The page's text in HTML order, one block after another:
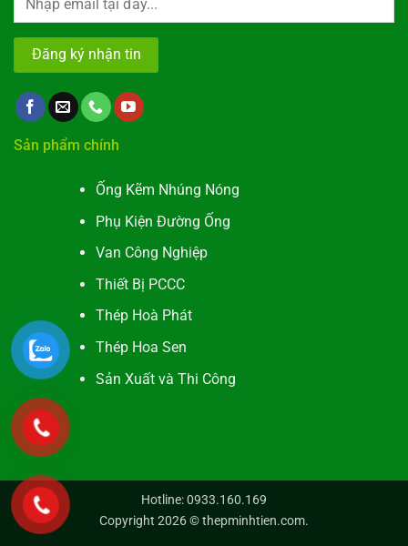
Sản phẩm chính
Ống Kẽm Nhúng Nóng
Phụ Kiện Đường Ống
Van Công Nghiệp
Thiết Bị PCCC
Thép Hoà Phát
Thép Hoa Sen
Sản Xuất và Thi Công
Hotline: 0933.160.169
Copyright 2026 ©thepminhtien.com.